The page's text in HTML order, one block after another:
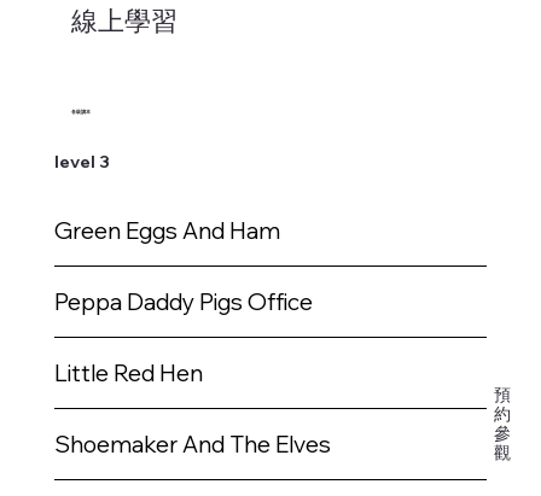
線上學習
Green Eggs And Ham
Peppa Daddy Pigs Office
Little Red Hen
Shoemaker And The Elves
各級讀本
level 3
預
約
參
觀